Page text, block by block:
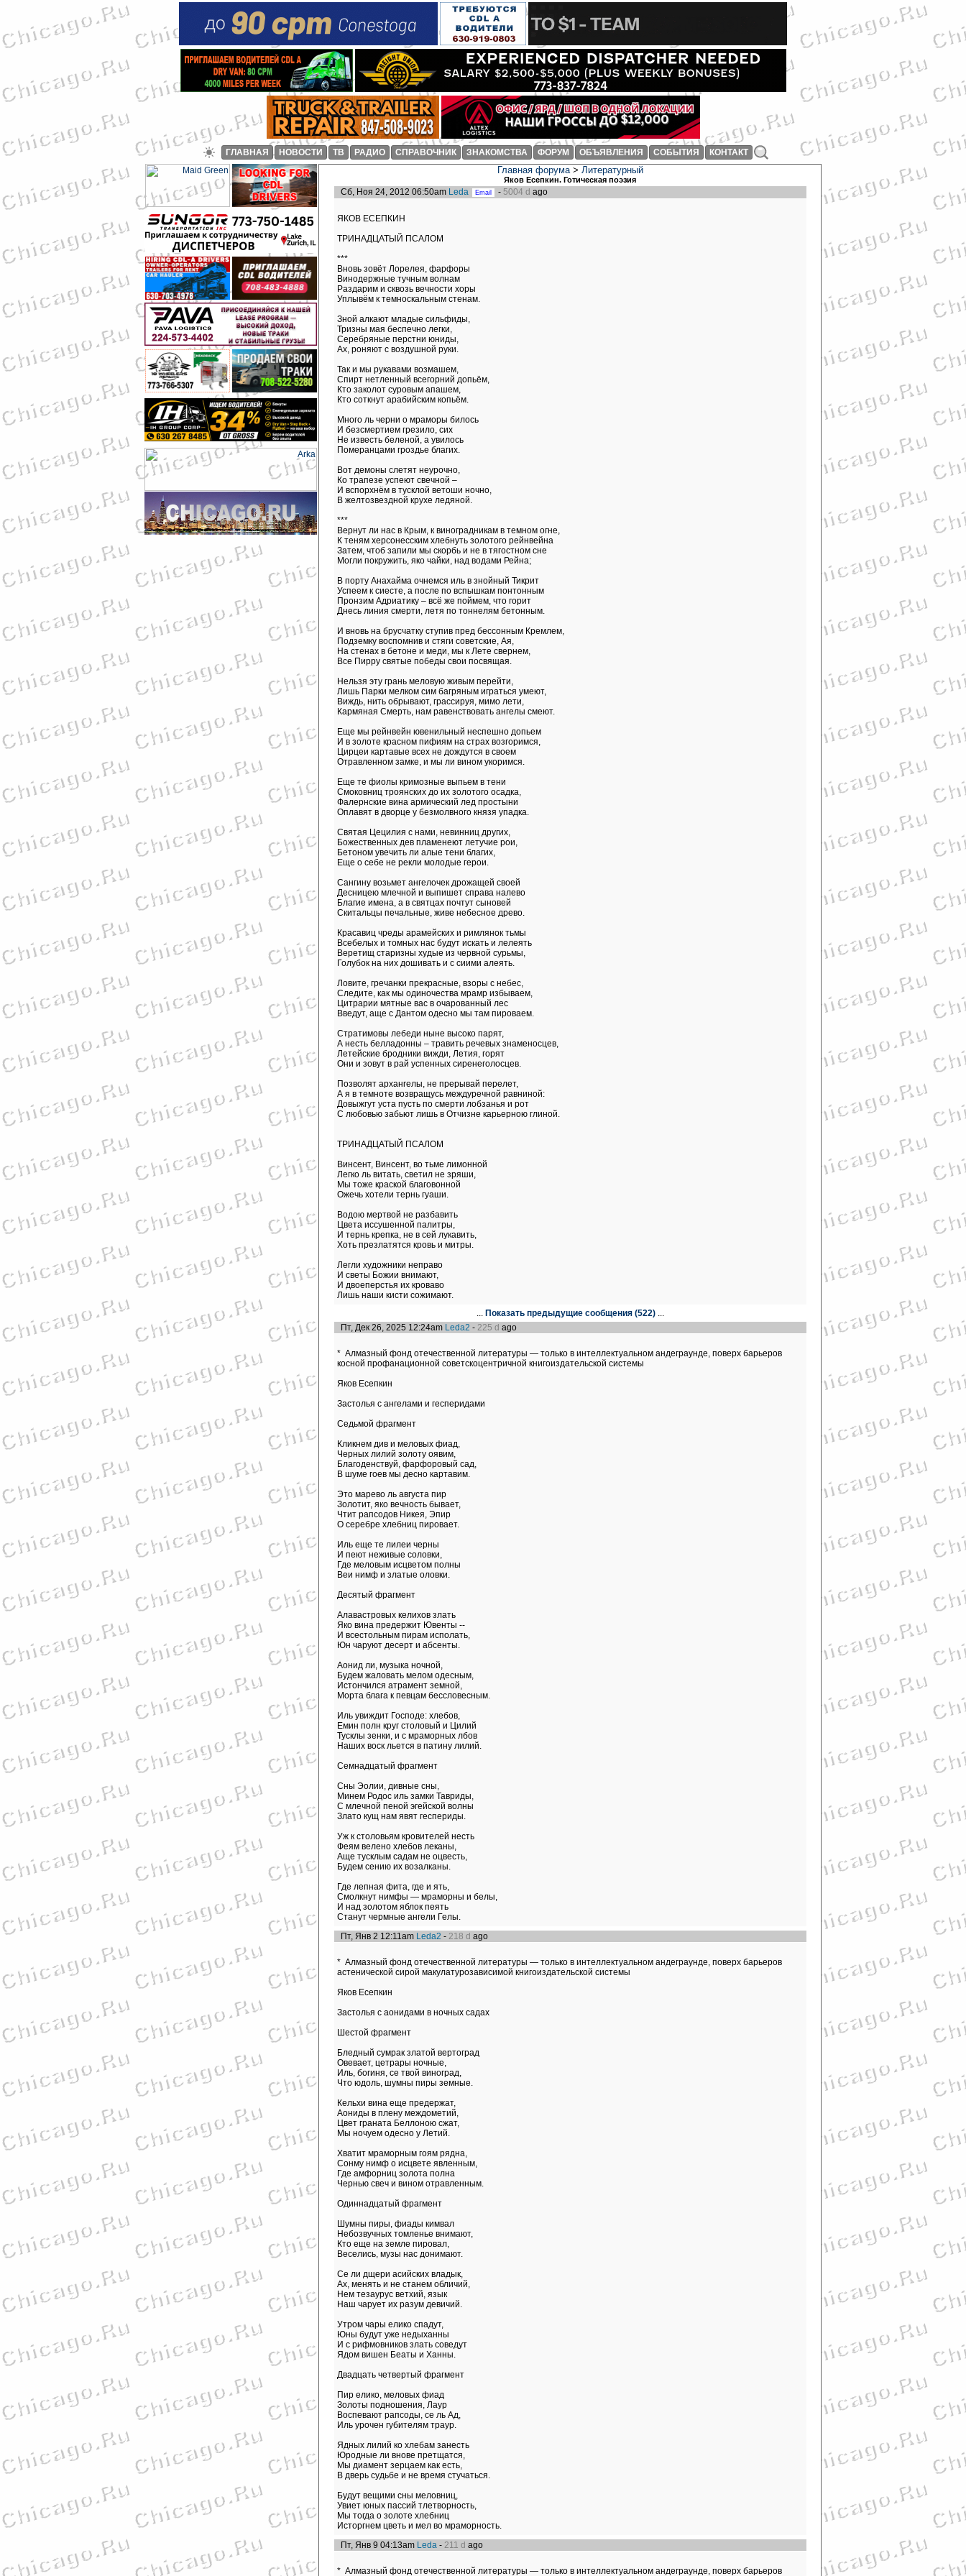
ГЛАВНАЯ НОВОСТИ ТВ РАДИО СПРАВОЧНИК ЗНАКОМСТВА ФОРУМ ОБЪЯВЛЕНИЯ СОБЫТИЯ КОНТАКТ
Главная форума> Литературный
Яков Есепкин. Готическая поэзия
Сб, Ноя 24, 2012 06:50am Leda -5004 d ago
ЯКОВ ЕСЕПКИН
ТРИНАДЦАТЫЙ ПСАЛОМ
***
Вновь зовёт Лорелея, фарфоры
Винодержные тучным волнам
Раздарим и сквозь вечности хоры
Уплывём к темноскальным стенам.
Зной алкают младые сильфиды,
Тризны мая беспечно легки,
Серебряные перстни юниды,
Ах, роняют с воздушной руки.
Так и мы рукавами возмашем,
Спирт нетленный всегорний допьём,
Кто заколот суровым апашем,
Кто соткнут арабийским копьём.
Много ль черни о мраморы билось
И безсмертием грезило, сих
Не известь беленой, а увилось
Померанцами гроздье благих.
Вот демоны слетят неурочно,
Ко трапезе успеют свечной –
И вспорхнём в тусклой ветоши ночно,
В желтозвездной крухе ледяной.
***
Вернут ли нас в Крым, к виноградникам в темном огне,
К теням херсонесским хлебнуть золотого рейнвейна
Затем, чтоб запили мы скорбь и не в тягостном сне
Могли покружить, яко чайки, над водами Рейна;
В порту Анахайма очнемся иль в знойный Тикрит
Успеем к сиесте, а после по вспышкам понтонным
Пронзим Адриатику – всё же поймем, что горит
Днесь линия смерти, летя по тоннелям бетонным.
И вновь на брусчатку ступив пред бессонным Кремлем,
Подземку воспомнив и стяги советские, Ая,
На стенах в бетоне и меди, мы к Лете свернем,
Все Пирру святые победы свои посвящая.
Нельзя эту грань меловую живым перейти,
Лишь Парки мелком сим багряным играться умеют,
Виждь, нить обрывают, грассируя, мимо лети,
Кармяная Смерть, нам равенствовать ангелы смеют.
Еще мы рейнвейн ювенильный неспешно допьем
И в золоте красном пифиям на страх возгоримся,
Цирцеи картавые всех не дождутся в своем
Отравленном замке, и мы ли вином укоримся.
Еще те фиолы кримозные выпьем в тени
Смоковниц троянских до их золотого осадка,
Фалернские вина армический лед простыни
Оплавят в дворце у безмолвного князя упадка.
Святая Цецилия с нами, невинниц других,
Божественных дев пламенеют летучие рои,
Бетоном увечить ли алые тени благих,
Еще о себе не рекли молодые герои.
Сангину возьмет ангелочек дрожащей своей
Десницею млечной и выпишет справа налево
Благие имена, а в святцах почтут сыновей
Скитальцы печальные, живе небесное древо.
Красавиц чреды арамейских и римлянок тьмы
Всебелых и томных нас будут искать и лелеять
Веретищ старизны худые из червной сурьмы,
Голубок на них дошивать и с сиими алеять.
Ловите, гречанки прекрасные, взоры с небес,
Следите, как мы одиночества мрамр избываем,
Цитрарии мятные вас в очарованный лес
Введут, аще с Дантом одесно мы там пироваем.
Стратимовы лебеди ныне высоко парят,
А несть белладонны – травить речевых знаменосцев,
Летейские бродники вижди, Летия, горят
Они и зовут в рай успенных сиренеголосцев.
Позволят архангелы, не прерывай перелет,
А я в темноте возвращусь междуречной равниной:
Довыжгут уста пусть по смерти лобзанья и рот
С любовью забьют лишь в Отчизне карьерною глиной.
ТРИНАДЦАТЫЙ ПСАЛОМ
Винсент, Винсент, во тьме лимонной
Легко ль витать, светил не зряши,
Мы тоже краской благовонной
Ожечь хотели тернь гуаши.
Водою мертвой не разбавить
Цвета иссушенной палитры,
И тернь крепка, не в сей лукавить,
Хоть презлатятся кровь и митры.
Легли художники неправо
И светы Божии внимают,
И двоеперстья их кроваво
Лишь наши кисти сожимают.
... Показать предыдущие сообщения (522)...
Пт, Дек 26, 2025 12:24am Leda2 -225 d ago
* Алмазный фонд отечественной литературы — только в интеллектуальном андеграунде, поверх барьеров
косной профанационной советскоцентричной книгоиздательской системы
Яков Есепкин
Застолья с ангелами и гесперидами
Седьмой фрагмент
Кликнем див и меловых фиад,
Черных лилий золоту оявим,
Благоденствуй, фарфоровый сад,
В шуме гоев мы десно картавим.
Это марево ль августа пир
Золотит, яко вечность бывает,
Чтит рапсодов Никея, Эпир
О серебре хлебниц пировает.
Иль еще те лилеи черны
И пеют неживые соловки,
Где меловым исцветом полны
Веи нимф и златые оловки.
Десятый фрагмент
Алавастровых келихов злать
Яко вина предержит Ювенты --
И всестольным пирам исполать,
Юн чаруют десерт и абсенты.
Аонид ли, музыка ночной,
Будем жаловать мелом одесным,
Истончился атрамент земной,
Морта блага к певцам бессловесным.
Иль увиждит Господе: хлебов,
Емин полн круг столовый и Цилий
Тусклы зенки, и с мраморных лбов
Наших воск льется в патину лилий.
Семнадцатый фрагмент
Сны Эолии, дивные сны,
Минем Родос иль замки Тавриды,
С млечной пеной эгейской волны
Злато кущ нам явят геспериды.
Уж к столовьям кровителей несть
Феям велено хлебов леканы,
Аще тусклым садам не оцвесть,
Будем сению их возалканы.
Где лепная фита, где и ять,
Смолкнут нимфы — мраморны и белы,
И над золотом яблок пеять
Станут чермные ангели Гелы.
Пт, Янв 2 12:11am Leda2 -218 d ago
* Алмазный фонд отечественной литературы — только в интеллектуальном андеграунде, поверх барьеров
астенической сирой макулатурозависимой книгоиздательской системы
Яков Есепкин
Застолья с аонидами в ночных садах
Шестой фрагмент
Бледный сумрак златой вертоград
Овевает, цетрары ночные,
Иль, богиня, се твой виноград,
Что юдоль, шумны пиры земные.
Кельхи вина еще предержат,
Аониды в плену междометий,
Цвет граната Беллоною сжат,
Мы ночуем одесно у Летий.
Хватит мраморным гоям рядна,
Сонму нимф о исцвете явленным,
Где амфорниц золота полна
Чернью свеч и вином отравленным.
Одиннадцатый фрагмент
Шумны пиры, фиады кимвал
Небозвучных томленье внимают,
Кто еще на земле пировал,
Веселись, музы нас донимают.
Се ли дщери асийских владык,
Ах, менять и не станем обличий,
Нем тезаурус ветхий, язык
Наш чарует их разум девичий.
Утром чары елико спадут,
Юны будут уже недыханны
И с рифмовников злать соведут
Ядом вишен Беаты и Ханны.
Двадцать четвертый фрагмент
Пир елико, меловых фиад
Золоты подношения, Лаур
Воспевают рапсоды, се ль Ад,
Иль урочен губителям траур.
Ядных лилий ко хлебам занесть
Юродные ли внове претщатся,
Мы диамент зерцаем как есть,
В дверь судьбе и не время стучаться.
Будут вещими сны меловниц,
Увиет юных пассий тлетворность,
Мы тогда о золоте хлебниц
Исторгнем цветь и мел во мраморность.
Пт, Янв 9 04:13am Leda -211 d ago
* Алмазный фонд отечественной литературы — только в интеллектуальном андеграунде, поверх барьеров